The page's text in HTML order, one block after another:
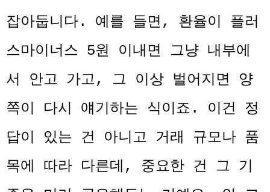
잡아둡니다. 예를 들면, 환율이 플러
스마이너스 5원 이내면 그냥 내부에
서 안고 가고, 그 이상 벌어지면 양
쪽이 다시 얘기하는 식이죠. 이건 정
답이 있는 건 아니고 거래 규모나 품
목에 따라 다른데, 중요한 건 그 기